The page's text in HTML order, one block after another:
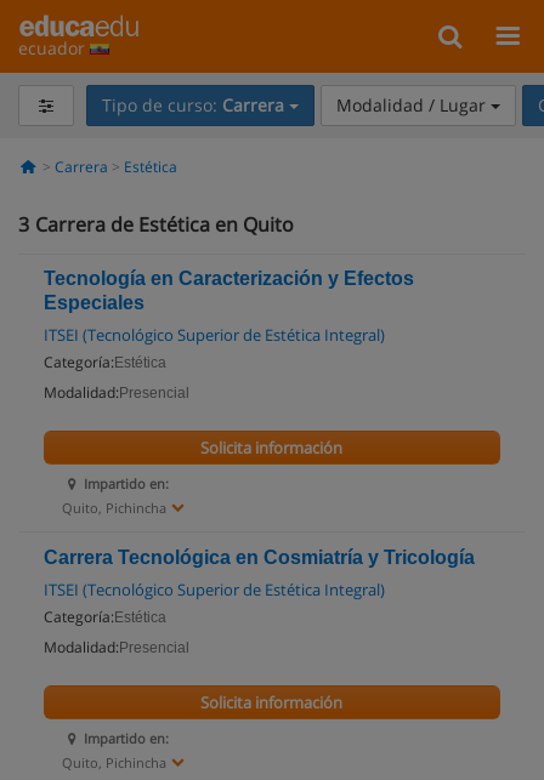
ecuador
Tipo de curso: Carrera Modalidad / Lugar
Carrera Estética
3 Carrera de Estética en Quito
Tecnología en Caracterización y Efectos
Especiales
ITSEI (Tecnológico Superior de Estética Integral)
Categoría: Estética
Modalidad: Presencial
Impartido en:
Quito, Pichincha
Solicita información
Carrera Tecnológica en Cosmiatría y Tricología
ITSEI (Tecnológico Superior de Estética Integral)
Categoría: Estética
Modalidad: Presencial
Impartido en:
Quito, Pichincha
Solicita información